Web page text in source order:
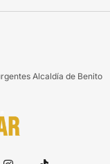
Alcaldía de Benito